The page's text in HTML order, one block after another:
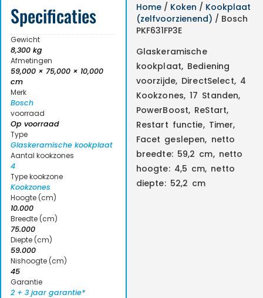
Specificaties
Gewicht
8,300 kg
Afmetingen
59,000 × 75,000 × 10,000
cm
Merk
Bosch
voorraad
Op voorraad
Type
Glaskeramische kookplaat
Aantal kookzones
4
Type kookzone
Kookzones
Hoogte (cm)
10.000
Breedte (cm)
75.000
Diepte (cm)
59.000
Nishoogte (cm)
45
Garantie
2 + 3 jaar garantie*
Home/ Koken / Kookplaat
(zelfvoorzienend) / Bosch
PKF631FP3E
Glaskeramische
kookplaat, Bediening
voorzijde, DirectSelect, 4
Kookzones, 17 Standen,
PowerBoost, ReStart,
Restart functie, Timer,
Facet geslepen, netto
breedte: 59,2 cm, netto
hoogte: 4,5 cm, netto
diepte: 52,2 cm